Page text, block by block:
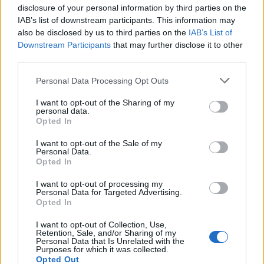
disclosure of your personal information by third parties on the
IAB’s list of downstream participants. This information may
also be disclosed by us to third parties on the IAB’s List of
Downstream Participants that may further disclose it to other
Personal Data Processing Opt Outs
I want to opt-out of the Sharing of my
personal data.
Opted In
I want to opt-out of the Sale of my
Personal Data.
Opted In
I want to opt-out of processing my
Personal Data for Targeted Advertising.
Opted In
I want to opt-out of Collection, Use,
Retention, Sale, and/or Sharing of my
Personal Data that Is Unrelated with the
Purposes for which it was collected.
Opted Out
NAŠOM BLOGU
Pripravte vašu pokožku
HODNOTENIE OBCHODU
Objednávala som po prvý
krát cez váš obchod. Tovar
bol doručený včas a v
poriadku . Prvá skúsenosť
Spokojnosť na 100%